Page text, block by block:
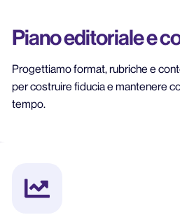
Piano editoriale e
Progettiamo format, rubriche e
per costruire fiducia e mantenere
tempo.